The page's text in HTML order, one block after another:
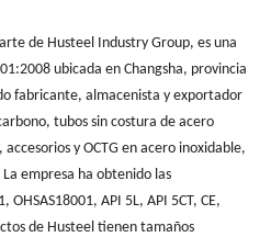
de Husteel Industry Group, es una
ubicada en Changsha, provincia
fabricante, almacenista y exportador
tubos sin costura de acero
y OCTG en acero inoxidable,
empresa ha obtenido las
API 5L, API 5CT, CE,
de Husteel tienen tamaños